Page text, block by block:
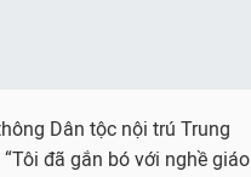
Dân tộc nội trú Trung
đã gắn bó với nghề giáo